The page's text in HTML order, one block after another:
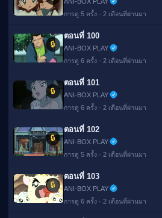
การดู 5 ครั้ง · 2 เดือนที่ผ่านมา
🔒
ตอนที่ 100
ANI-BOX PLAY
การดู 6 ครั้ง · 2 เดือนที่ผ่านมา
🔒
ตอนที่ 101
ANI-BOX PLAY
การดู 6 ครั้ง · 2 เดือนที่ผ่านมา
🔒
ตอนที่ 102
ANI-BOX PLAY
การดู 5 ครั้ง · 2 เดือนที่ผ่านมา
🔒
ตอนที่ 103
ANI-BOX PLAY
การดู 6 ครั้ง · 2 เดือนที่ผ่านมา